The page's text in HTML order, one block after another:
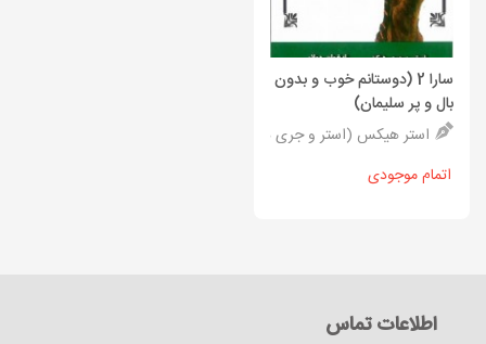
سارا 2 (دوستانم خوب و بدون
بال و پر سلیمان)
استر هیکس (استر و جری هیکس)
اتمام موجودی
اطلاعات تماس